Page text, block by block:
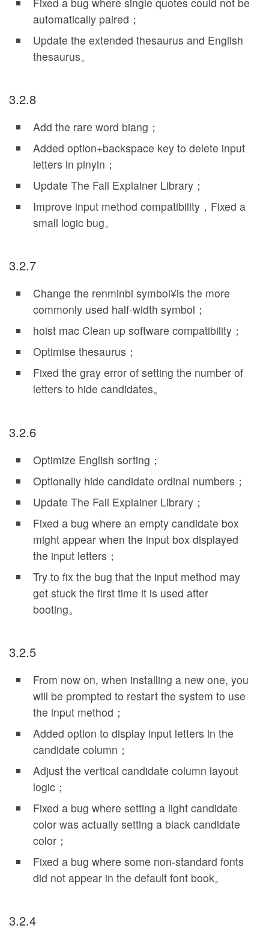
automatically paired；
Update the extended thesaurus and English
thesaurus。
3.2.8
Add the rare word biang；
Added option+backspace key to delete input
letters in pinyin；
Update The Fall Explainer Library；
Improve input method compatibility，Fixed a
small logic bug。
3.2.7
Change the renminbi symbol¥is the more
commonly used half-width symbol；
hoist mac Clean up software compatibility；
Optimise thesaurus；
Fixed the gray error of setting the number of
letters to hide candidates。
3.2.6
Optimize English sorting；
Optionally hide candidate ordinal numbers；
Update The Fall Explainer Library；
Fixed a bug where an empty candidate box
might appear when the input box displayed
the input letters；
Try to fix the bug that the input method may
get stuck the first time it is used after
booting。
3.2.5
From now on, when installing a new one, you
will be prompted to restart the system to use
the input method；
Added option to display input letters in the
candidate column；
Adjust the vertical candidate column layout
logic；
Fixed a bug where setting a light candidate
color was actually setting a black candidate
color；
Fixed a bug where some non-standard fonts
did not appear in the default font book。
3.2.4